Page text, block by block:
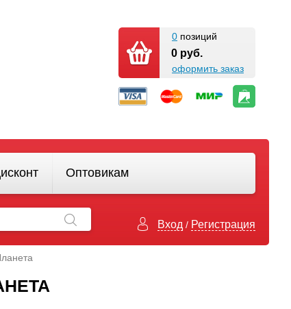
0 позиций
0 руб.
оформить заказ
Оптовикам
Вход / Регистрация